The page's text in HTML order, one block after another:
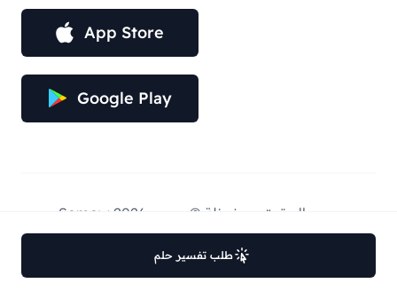
طلب تفسير حلم
App Store
Google Play
جميع الحقوق محفوظة © عبر — Somow 2026.